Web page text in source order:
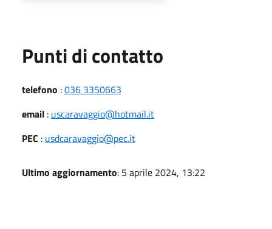
Punti di contatto
telefono :036 3350663
email : uscaravaggio@hotmail.it
PEC : usdcaravaggio@pec.it
Ultimo aggiornamento: 5 aprile 2024, 13:22